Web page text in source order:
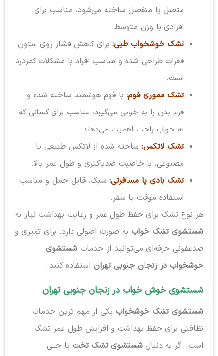
متصل یا منفصل ساخته می‌شود. مناسب برای
افرادی با وزن متوسط.
تشک خوشخواب طبی:برای کاهش فشار روی ستون
فقرات طراحی شده و مناسب افراد با مشکلات کمردرد
است.
تشک مموری فوم:با فوم هوشمند ساخته شده و
فرم بدن را به خوبی می‌گیرد، مناسب برای کسانی که
به خواب راحت اهمیت می‌دهند.
تشک لاتکس:ساخته شده از لاتکس طبیعی یا
مصنوعی، با خاصیت ضدباکتری و طول عمر بالا.
تشک بادی یا مسافرتی:سبک، قابل حمل و مناسب
استفاده موقت یا سفر.
هر نوع تشک برای حفظ طول عمر و رعایت بهداشت نیاز به
شستشوی تشک خواببه صورت اصولی دارد. برای تمیزی و
ضدعفونی حرفه‌ای می‌توانید از خدمات شستشوی
خوشخواب در زنجان جنوبی تهران استفاده کنید.
شستشوی خوش خواب در زنجان جنوبی تهران
شستشوی تشک خوشخوابیکی از مهم ترین خدمات
نظافتی برای حفظ بهداشت و افزایش طول عمر تشک
است. اگر به دنبال شستشوی تشک تختیا حتی